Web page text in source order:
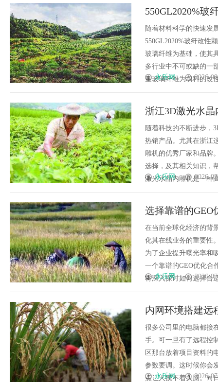
550GL2020%玻
随着材料科学的快速发
550GL2020%玻纤改性
玻璃纤维为基础，使其
多行业中不可或缺的一
量玻璃纤维为填料的改
永乐网 2026-
浙江3D激光水
随着科技的不断进步，
热销产品。尤其在浙江
雕机的优秀厂家和品牌
选择，及其相关知识，
激光水晶内雕机是一种
永乐网 2026-
选择靠谱的GEO
在当前全球化经济的背
化其在线业务的重要性
为了企业提升曝光率和
一个靠谱的GEO优化合
将深入探讨如何选择合
永乐网 2026-
内网环境搭建远
通道
很多公司里的电脑都接
手。可一旦有了远程控
区那台放着项目资料的
参数要调。这时候你会
点让人摸不着头脑。向
永乐网 2026-